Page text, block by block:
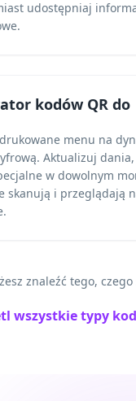
udostępniaj
kodów QR do
menu na
Aktualizuj
w dowolnym
skanują i przeglądają
znaleźć tego, czego
wszystkie typy